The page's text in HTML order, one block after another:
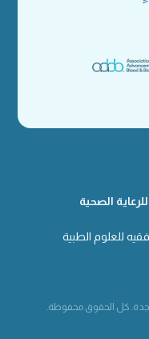
الصحية
للعلوم الطبية